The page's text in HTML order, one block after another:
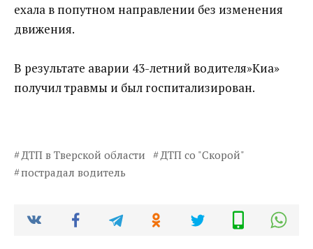
ехала в попутном направлении без изменения
движения.
В результате аварии 43-летний водителя»Киа»
получил травмы и был госпитализирован.
ДТП в Тверской области
ДТП со "Скорой"
пострадал водитель